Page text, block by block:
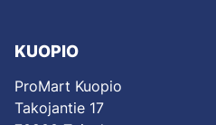
KUOPIO
ProMart Kuopio
Takojantie 17